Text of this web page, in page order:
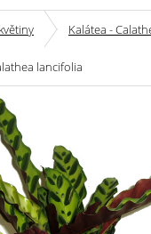
Kalátea -
lancifolia